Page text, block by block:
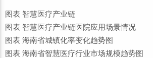
图表 智慧医疗产业链
图表 智慧医疗产业链医院应用场景情况
图表 海南省城镇化率变化趋势图
图表 海南省智慧医疗行业市场规模趋势图